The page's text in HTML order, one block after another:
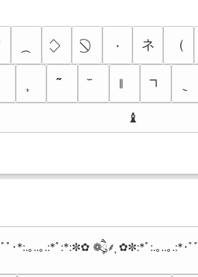
٠ ネ （
♝
ﾟﾟ･*:.｡..｡.:*ﾟ:*:✼✿ ❁ཻུ۪۪⸙͎ ✿✼:*ﾟ:.｡..｡.:*･ﾟﾟ